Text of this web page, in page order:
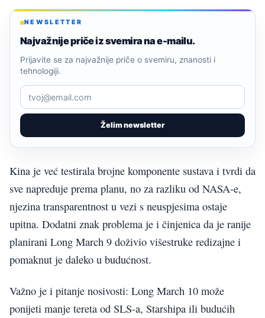
NEWSLETTER
Najvažnije priče iz svemira na e-mailu.
Želim newsletter
Prijavite se za najvažnije priče o svemiru, znanosti i
tehnologiji.
Kina je već testirala brojne komponente sustava i tvrdi da
sve napreduje prema planu, no za razliku od NASA-e,
njezina transparentnost u vezi s neuspjesima ostaje
upitna. Dodatni znak problema je i činjenica da je ranije
planirani Long March 9 doživio višestruke redizajne i
pomaknut je daleko u budućnost.
Važno je i pitanje nosivosti: Long March 10 može
ponijeti manje tereta od SLS-a, Starshipa ili budućih